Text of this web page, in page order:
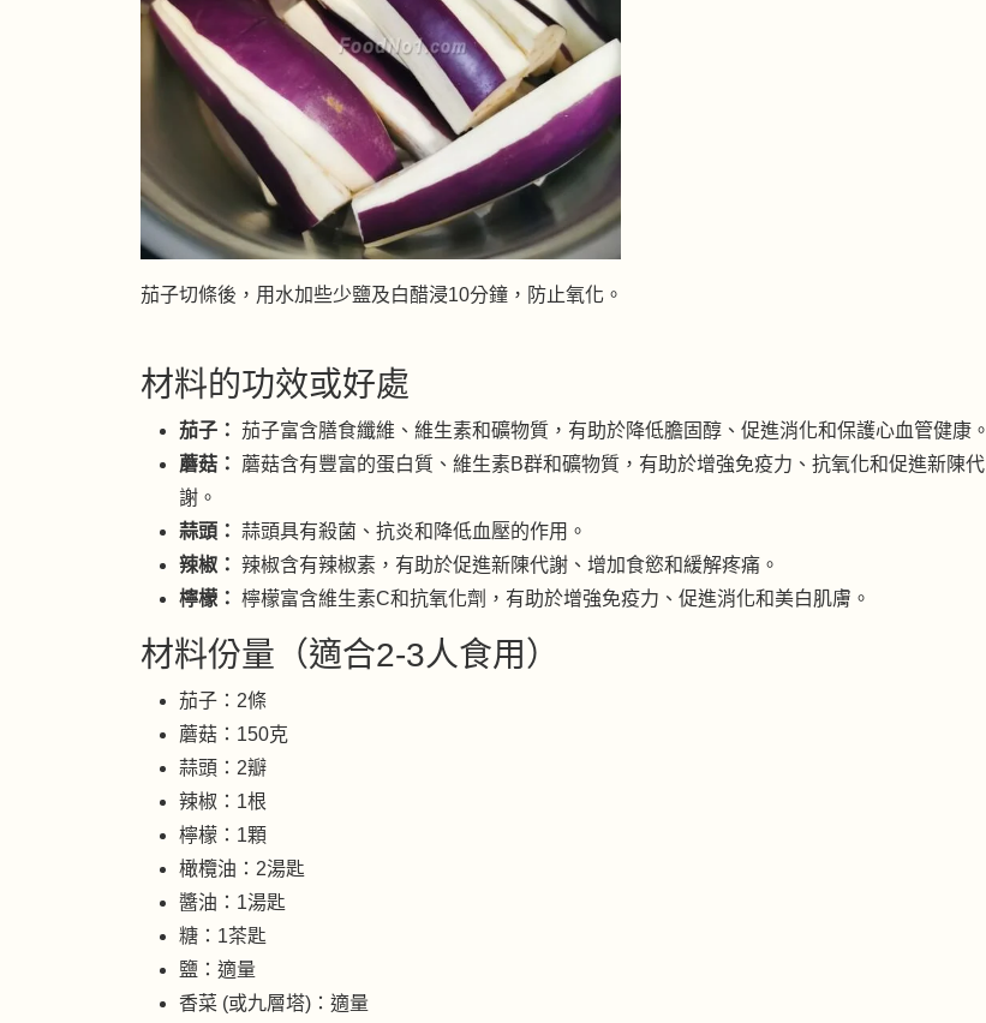
茄子切條後，用水加些少鹽及白醋浸10分鐘，防止氧化。
材料的功效或好處
茄子： 茄子富含膳食纖維、維生素和礦物質，有助於降低膽固醇、促進消化和保護心血管健康。
蘑菇：
蘑菇含有豐富的蛋白質、維生素B群和礦物質，有助於增強免疫力、抗氧化和促進新陳代
謝。
蒜頭： 蒜頭具有殺菌、抗炎和降低血壓的作用。
辣椒： 辣椒含有辣椒素，有助於促進新陳代謝、增加食慾和緩解疼痛。
檸檬： 檸檬富含維生素C和抗氧化劑，有助於增強免疫力、促進消化和美白肌膚。
材料份量（適合2-3人食用）
茄子：2條
蘑菇：150克
蒜頭：2瓣
辣椒：1根
檸檬：1顆
橄欖油：2湯匙
醬油：1湯匙
糖：1茶匙
鹽：適量
香菜 (或九層塔)：適量